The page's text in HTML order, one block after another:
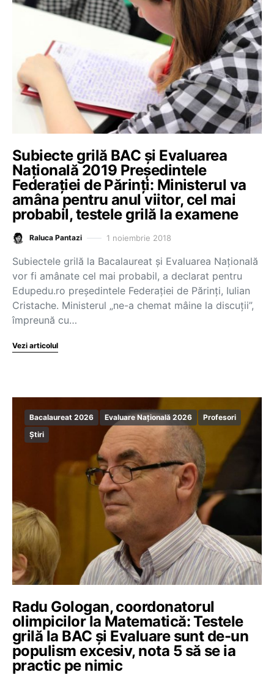
Subiecte grilă BAC și Evaluarea
Națională 2019 Președintele
Federației de Părinți: Ministerul va
amâna pentru anul viitor, cel mai
probabil, testele grilă la examene
Raluca Pantazi 1 noiembrie 2018
Subiectele grilă la Bacalaureat și Evaluarea Națională
vor fi amânate cel mai probabil, a declarat pentru
Edupedu.ro președintele Federației de Părinți, Iulian
Cristache. Ministerul „ne-a chemat mâine la discuții”,
împreună cu…
Vezi articolul
Bacalaureat 2026 Evaluare Națională 2026
Profesori
Știri
Radu Gologan, coordonatorul
olimpicilor la Matematică: Testele
grilă la BAC și Evaluare sunt de-un
populism excesiv, nota 5 să se ia
practic pe nimic